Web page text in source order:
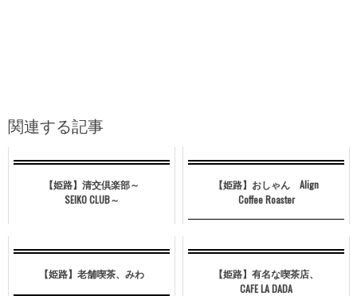
関連する記事
【姫路】清交倶楽部～
SEIKO CLUB～
【姫路】おしゃん Align
Coffee Roaster
【姫路】老舗喫茶、みわ
【姫路】有名な喫茶店、
CAFE LA DADA